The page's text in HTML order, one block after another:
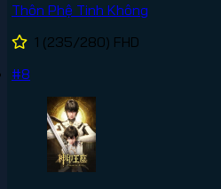
Thôn Phệ Tinh Không
1 (235/280) FHD
#8